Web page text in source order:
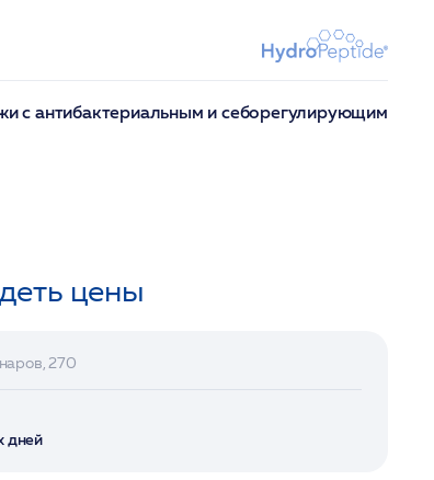
с антибактериальным и себорегулирующим
цены
270
дней